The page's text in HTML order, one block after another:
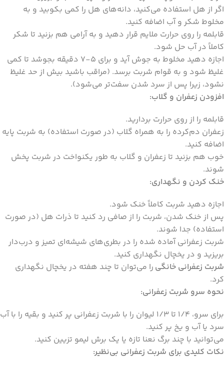
اگر از هل استفاده می‌کنید، دانه‌های هل را کمی بکوبید و به
مخلوط شکر و آب اضافه کنید.
قابلمه را روی حرارت ملایم قرار دهید و به آرامی هم بزنید تا شکر
کاملاً در آب حل شود.
اجازه دهید مخلوط به جوش آید و برای 5-7 دقیقه بجوشد تا کمی
غلیظ شود و به قوام شربت برسد. (مراقب باشید بیش از حد غلیظ
نشود، زیرا پس از سرد شدن سفت‌تر می‌شود).
افزودن زعفران و گلاب:
قابلمه را از روی حرارت بردارید.
زعفران دم‌کرده را به همراه گلاب (در صورت استفاده) به شربت پایه
اضافه کنید.
خوب هم بزنید تا زعفران و گلاب به طور یکنواخت در شربت پخش
شوند.
خنک کردن و نگهداری:
اجازه دهید شربت کاملاً خنک شود.
پس از خنک شدن، شربت را از صافی رد کنید تا ذرات هل (در صورت
استفاده) جدا شوند.
شربت زعفرانی آماده شده را در بطری‌های شیشه‌ای تمیز و درب‌دار
بریزید و در یخچال نگهداری کنید.
شربت زعفرانی خانگی را می‌توان تا چند هفته در یخچال نگهداری
کرد.
نحوه سرو شربت زعفرانی:
برای سرو، 1/4 تا 1/3 لیوان را با شربت زعفرانی پر کنید و بقیه را با آب
سرد یا آب و یخ پر کنید.
می‌توانید با چند برگ نعنا تازه یا یک برش لیمو تزیین کنید.
نکات کلیدی برای شربت زعفرانی بی‌نظیر: